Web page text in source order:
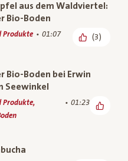
aus dem Waldviertel:
Bio-Boden
Produkte 01:07 (3)
Bio-Boden bei Erwin
Seewinkel
Produkte,
01:23